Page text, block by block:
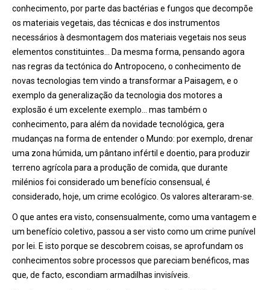
conhecimento, por parte das bactérias e fungos que decompõe
os materiais vegetais, das técnicas e dos instrumentos
necessários à desmontagem dos materiais vegetais nos seus
elementos constituintes… Da mesma forma, pensando agora
nas regras da tectónica do Antropoceno, o conhecimento de
novas tecnologias tem vindo a transformar a Paisagem, e o
exemplo da generalização da tecnologia dos motores a
explosão é um excelente exemplo… mas também o
conhecimento, para além da novidade tecnológica, gera
mudanças na forma de entender o Mundo: por exemplo, drenar
uma zona húmida, um pântano infértil e doentio, para produzir
terreno agrícola para a produção de comida, que durante
milénios foi considerado um benefício consensual, é
considerado, hoje, um crime ecológico. Os valores alteraram-se.
O que antes era visto, consensualmente, como uma vantagem e
um benefício coletivo, passou a ser visto como um crime punível
por lei. E isto porque se descobrem coisas, se aprofundam os
conhecimentos sobre processos que pareciam benéficos, mas
que, de facto, escondiam armadilhas invisíveis.